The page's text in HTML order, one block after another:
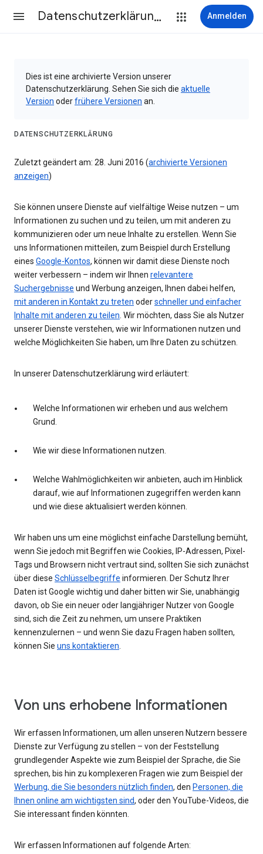
Datenschutzerklärung & Nutzungsbedingungen Anmelden
Dies ist eine archivierte Version unserer
Datenschutzerklärung. Sehen Sie sich die aktuelle
Version oderfrühere Versionen an.
DATENSCHUTZERKLÄRUNG
Zuletzt geändert am: 28. Juni 2016 (archivierte Versionen
anzeigen)
Sie können unsere Dienste auf vielfältige Weise nutzen – um
Informationen zu suchen und zu teilen, um mit anderen zu
kommunizieren oder um neue Inhalte zu erstellen. Wenn Sie
uns Informationen mitteilen, zum Beispiel durch Erstellung
eines Google-Kontos, können wir damit diese Dienste noch
weiter verbessern – indem wir Ihnen relevantere
Suchergebnisse und Werbung anzeigen, Ihnen dabei helfen,
mit anderen in Kontakt zu treten oderschneller und einfacher
Inhalte mit anderen zu teilen. Wir möchten, dass Sie als Nutzer
unserer Dienste verstehen, wie wir Informationen nutzen und
welche Möglichkeiten Sie haben, um Ihre Daten zu schützen.
In unserer Datenschutzerklärung wird erläutert:
Welche Informationen wir erheben und aus welchem
Grund.
Wie wir diese Informationen nutzen.
Welche Wahlmöglichkeiten wir anbieten, auch im Hinblick
darauf, wie auf Informationen zugegriffen werden kann
und wie diese aktualisiert werden können.
Wir haben uns um eine möglichst einfache Darstellung bemüht,
wenn Sie jedoch mit Begriffen wie Cookies, IP-Adressen, Pixel-
Tags und Browsern nicht vertraut sind, sollten Sie sich zunächst
über diese Schlüsselbegriffe informieren. Der Schutz Ihrer
Daten ist Google wichtig und daher bitten wir Sie, unabhängig
davon, ob Sie ein neuer oder langjähriger Nutzer von Google
sind, sich die Zeit zu nehmen, um unsere Praktiken
kennenzulernen – und wenn Sie dazu Fragen haben sollten,
können Sie uns kontaktieren.
Von uns erhobene Informationen
Wir erfassen Informationen, um allen unseren Nutzern bessere
Dienste zur Verfügung zu stellen – von der Feststellung
grundlegender Aspekte wie zum Beispiel der Sprache, die Sie
sprechen, bis hin zu komplexeren Fragen wie zum Beispiel der
Werbung, die Sie besonders nützlich finden, den Personen, die
Ihnen online am wichtigsten sind, oder den YouTube-Videos, die
Sie interessant finden könnten.
Wir erfassen Informationen auf folgende Arten: